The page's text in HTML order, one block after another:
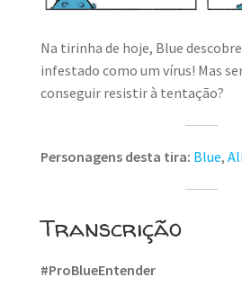
Na tirinha de hoje, Blue
infestado como um vírus! Mas
conseguir resistir à tentação?
Personagens desta tira: Blue,
Transcrição
#ProBlueEntender